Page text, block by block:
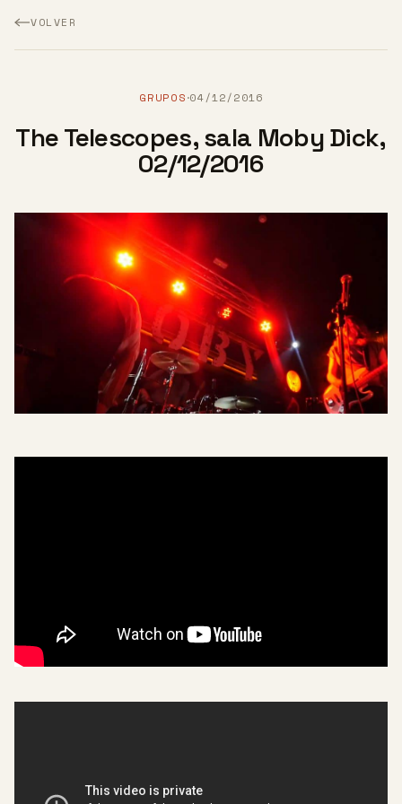
VOLVER
GRUPOS·04/12/2016
The Telescopes, sala Moby Dick,
02/12/2016